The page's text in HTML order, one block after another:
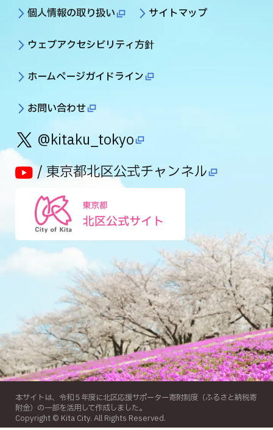
個人情報の取り扱い サイトマップ
ウェブアクセシビリティ方針
ホームページガイドライン
お問い合わせ
@kitaku_tokyo
/ 東京都北区公式チャンネル
本サイトは、令和５年度に北区応援サポーター寄附制度（ふるさと納税寄
附金）の一部を活用して作成しました。
Copyright © Kita City. All Rights Reserved.